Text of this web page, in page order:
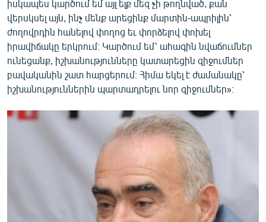
իսկապես կարծում եմ այլ ելք մեզ չի թողնված, քան
վերսկսել այն, ինչ մենք արեցինք մարտին-ապրիլին՝
ժողովրդին հանելով փողոց եւ փորձելով փոխել
իրավիճակը երկրում։ Կարծում եմ՝ ահագին նվաճումներ
ունեցանք, իշխանությունները կատարեցին զիջումներ
բավականին շատ հարցերում։ Հիմա եկել է ժամանակը՝
իշխանություններին պարտադրելու նոր զիջումներ»։